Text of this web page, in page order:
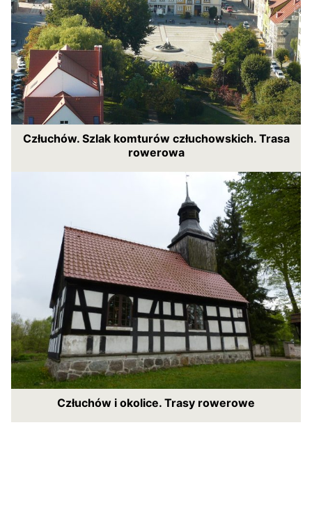
Człuchów. Szlak komturów człuchowskich. Trasa
rowerowa
Człuchów i okolice. Trasy rowerowe